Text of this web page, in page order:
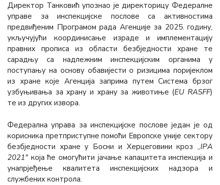
Директор Танковић упознао је директорицу Федералне
управе за инспекцијске послове са активностима
предвиђеним Програмом рада Агенције за 2025. годину,
укључујући координисање израде и имплементацију
правних прописа из области безбједности хране те
сарадњу са надлежним инспекцијским органима у
поступању на основу обавијести о ризицима поријеклом
из хране које Агенција заприма путем Система брзог
узбуњивања за храну и храну за животиње (ЕU RASFF)
те из других извора.
Федерална управа за инспекцијске послове један је од
корисника претприступне помоћи Европске уније сектору
безбједности хране у Босни и Херцеговини кроз „IPА
2021″ која ће омогућити јачање капацитета инспекција и
унапрјеђење квалитета инспекцијских надзора и
службених контрола.